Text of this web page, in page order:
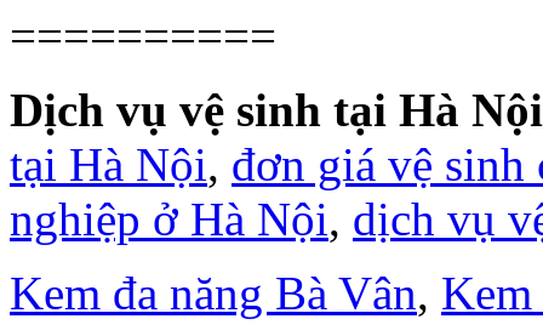
==========
Dịch vụ vệ sinh tại Hà
tại Hà Nội, đơn giá vệ sinh
nghiệp ở Hà Nội, dịch vụ
Kem đa năng Bà Vân,